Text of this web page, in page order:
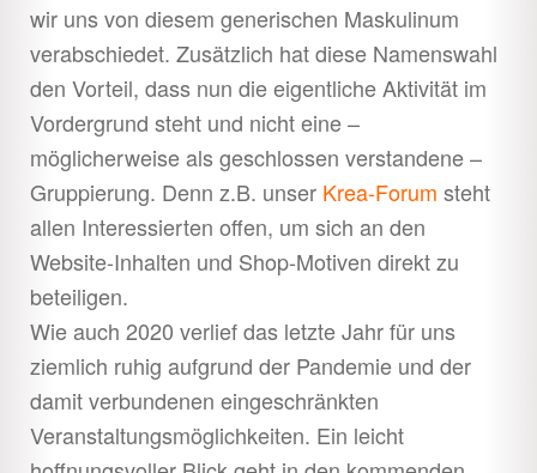
wir uns von diesem generischen Maskulinum
verabschiedet. Zusätzlich hat diese Namenswahl
den Vorteil, dass nun die eigentliche Aktivität im
Vordergrund steht und nicht eine –
möglicherweise als geschlossen verstandene –
Gruppierung. Denn z.B. unser Krea-Forum steht
allen Interessierten offen, um sich an den
Website-Inhalten und Shop-Motiven direkt zu
beteiligen.
Wie auch 2020 verlief das letzte Jahr für uns
ziemlich ruhig aufgrund der Pandemie und der
damit verbundenen eingeschränkten
Veranstaltungsmöglichkeiten. Ein leicht